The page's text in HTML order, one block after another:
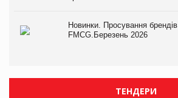
Новинки. Просування брендів
FMCG.Березень 2026
ТЕНДЕРИ